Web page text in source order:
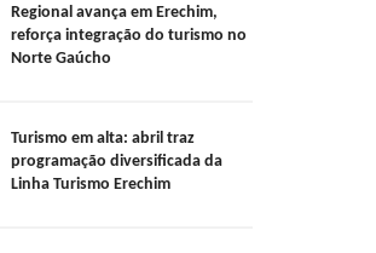
Regional avança em Erechim,
reforça integração do turismo no
Norte Gaúcho
Turismo em alta: abril traz
programação diversificada da
Linha Turismo Erechim